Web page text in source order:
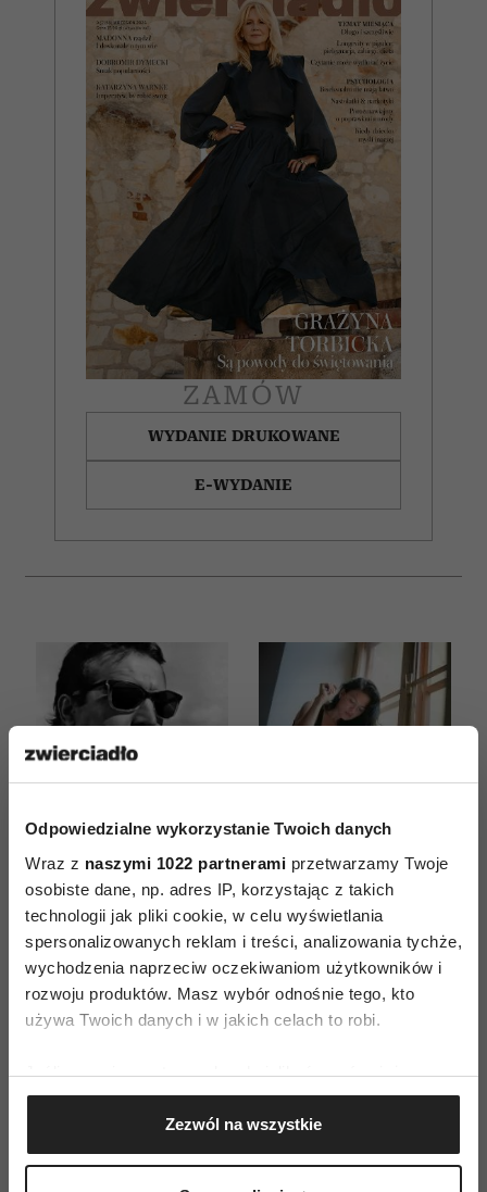
Odpowiedzialne wykorzystanie Twoich danych
Wraz z naszymi 1022 partnerami przetwarzamy Twoje
osobiste dane, np. adres IP, korzystając z takich
technologii jak pliki cookie, w celu wyświetlania
spersonalizowanych reklam i treści, analizowania tychże,
wychodzenia naprzeciw oczekiwaniom użytkowników i
rozwoju produktów. Masz wybór odnośnie tego, kto
używa Twoich danych i w jakich celach to robi.
Jeśli wyrazisz na to zgodę, chcielibyśmy również:
Gromadzić dane dotyczące Twojej lokalizacji
geograficznej z dokładnością nawet do kilku metrów
Identyfikować Twoje urządzenie, aktywnie
Zezwól na wszystkie
ZAMÓW
WYDANIE DRUKOWANE
E-WYDANIE
Ten film z Leonem
Niemczykiem z 1961
roku był nominowany
do Oscara. Powinien
obejrzeć go każdy
miłośnik polskiego
kina
Książki, które trzeba
przeczytać przed
śmiercią. 5 tytułów
z zestawienia
Encyklopedii
Britannica